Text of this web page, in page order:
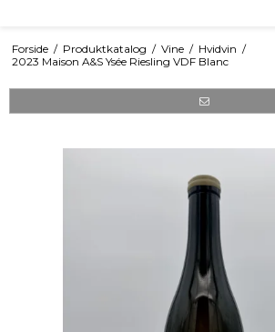
Forside / Produktkatalog / Vine / Hvidvin /
2023 Maison A&S Ysée Riesling VDF Blanc